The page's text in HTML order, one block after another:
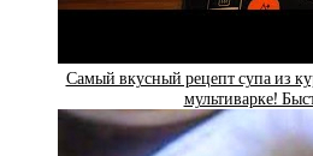
Самый вкусный рецепт супа из
мультиварке!